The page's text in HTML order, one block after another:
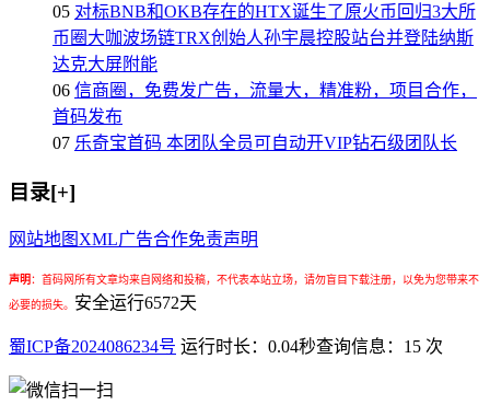
05 对标BNB和OKB存在的HTX诞生了原火币回归3大所
币圈大咖波场链TRX创始人孙宇晨控股站台并登陆纳斯
达克大屏附能
06 信商圈，免费发广告，流量大，精准粉，项目合作，
首码发布
07 乐奇宝首码 本团队全员可自动开VIP钻石级团队长
目录[+]
网站地图 XML广告合作免责声明
声明： 首码网所有文章均来自网络和投稿，不代表本站立场，请勿盲目下载注册，以免为您带来不
必要的损失。 安全运行6572天
蜀ICP备2024086234号 运行时长：0.04秒查询信息：15 次